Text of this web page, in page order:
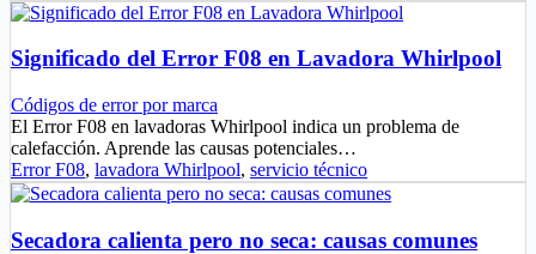
Significado del Error F08 en Lavadora Whirlpool
Códigos de error por marca
El Error F08 en lavadoras Whirlpool indica un problema de
calefacción. Aprende las causas potenciales…
Error F08, lavadora Whirlpool, servicio técnico
Secadora calienta pero no seca: causas comunes